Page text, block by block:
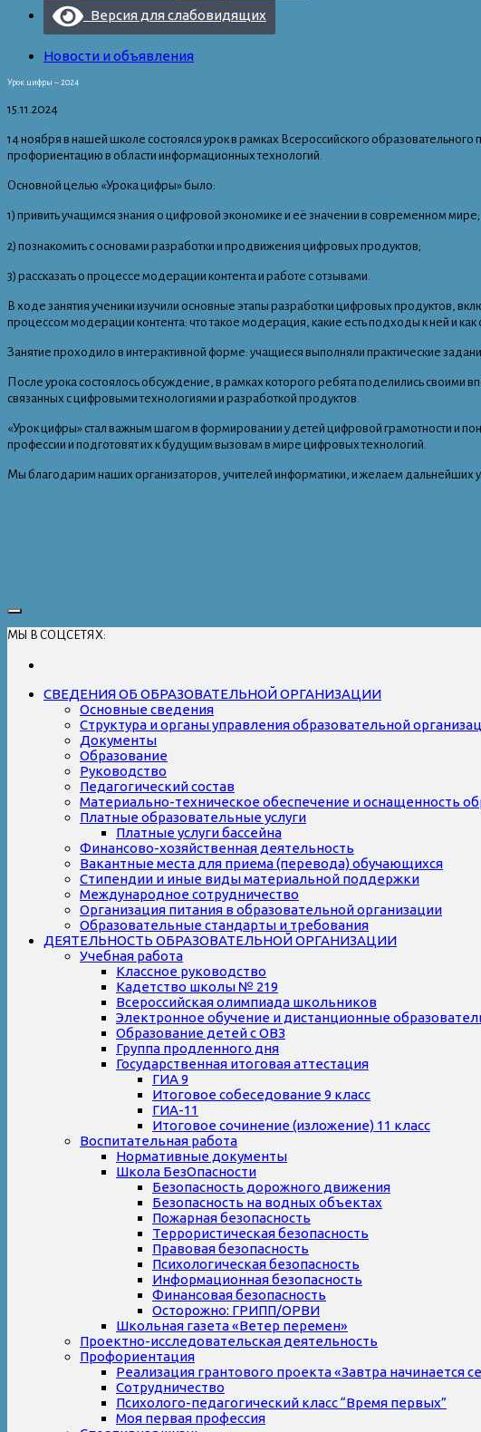
Версия для слабовидящих
Новости и объявления
Урок цифры – 2024
15.11.2024
14 ноября в нашей школе состоялся урок в рамках Всероссийского
профориентацию в области информационных технологий.
Основной целью «Урока цифры» было:
1) привить учащимся знания о цифровой экономике и её значении в современном мире;
2) познакомить с основами разработки и продвижения цифровых продуктов;
3) рассказать о процессе модерации контента и работе с отзывами.
В ходе занятия ученики изучили основные этапы разработки цифровых продуктов,
процессом модерации контента: что такое модерация, какие есть подходы к ней и как
Занятие проходило в интерактивной форме: учащиеся выполняли практические
После урока состоялось обсуждение, в рамках которого ребята поделились своими
связанных с цифровыми технологиями и разработкой продуктов.
«Урок цифры» стал важным шагом в формировании у детей цифровой грамотности и
профессии и подготовят их к будущим вызовам в мире цифровых технологий.
Мы благодарим наших организаторов, учителей информатики, и желаем дальнейших
МЫ В СОЦСЕТЯХ:
СВЕДЕНИЯ ОБ ОБРАЗОВАТЕЛЬНОЙ ОРГАНИЗАЦИИ
Основные сведения
Структура и органы управления образовательной
Документы
Образование
Руководство
Педагогический состав
Материально-техническое обеспечение и оснащенность
Платные образовательные услуги
Платные услуги бассейна
Финансово-хозяйственная деятельность
Вакантные места для приема (перевода) обучающихся
Стипендии и иные виды материальной поддержки
Международное сотрудничество
Организация питания в образовательной организации
Образовательные стандарты и требования
ДЕЯТЕЛЬНОСТЬ ОБРАЗОВАТЕЛЬНОЙ ОРГАНИЗАЦИИ
Учебная работа
Классное руководство
Кадетство школы № 219
Всероссийская олимпиада школьников
Электронное обучение и дистанционные
Образование детей с ОВЗ
Группа продленного дня
Государственная итоговая аттестация
ГИА 9
Итоговое собеседование 9 класс
ГИА-11
Итоговое сочинение (изложение) 11 класс
Воспитательная работа
Нормативные документы
Школа БезОпасности
Безопасность дорожного движения
Безопасность на водных объектах
Пожарная безопасность
Террористическая безопасность
Правовая безопасность
Психологическая безопасность
Информационная безопасность
Финансовая безопасность
Осторожно: ГРИПП/ОРВИ
Школьная газета «Ветер перемен»
Проектно-исследовательская деятельность
Профориентация
Реализация грантового проекта «Завтра начинается
Сотрудничество
Психолого-педагогический класс “Время первых”
Моя первая профессия